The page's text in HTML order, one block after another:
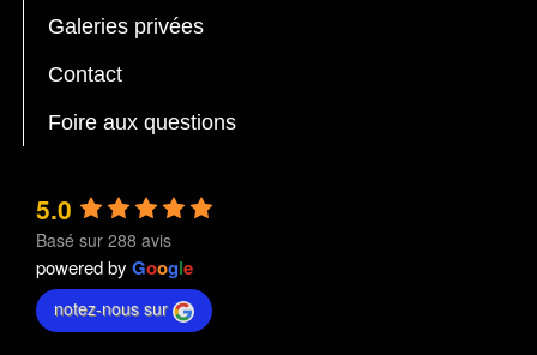
Galeries privées
Contact
Foire aux questions
5.0
Basé sur 288 avis
powered by Google
notez-nous sur